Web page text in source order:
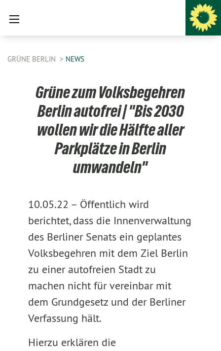
GRÜNE BERLIN NEWS
Grüne zum Volksbegehren
Berlin autofrei | "Bis 2030
wollen wir die Hälfte aller
Parkplätze in Berlin
umwandeln"
10.05.22 – Öffentlich wird
berichtet, dass die Innenverwaltung
des Berliner Senats ein geplantes
Volksbegehren mit dem Ziel Berlin
zu einer autofreien Stadt zu
machen nicht für vereinbar mit
dem Grundgesetz und der Berliner
Verfassung hält.
Hierzu erklären die